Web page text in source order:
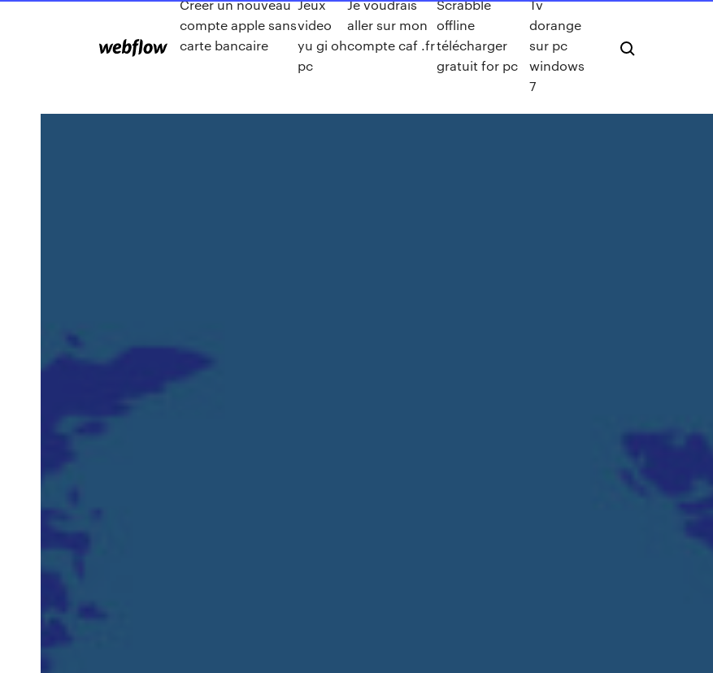
Créer un nouveau
compte apple sans
carte bancaire
Jeux
video
yu gi oh
pc
Je voudrais
aller sur mon
compte caf .fr
Scrabble
offline
télécharger
gratuit for pc
Tv
dorange
sur pc
windows
7